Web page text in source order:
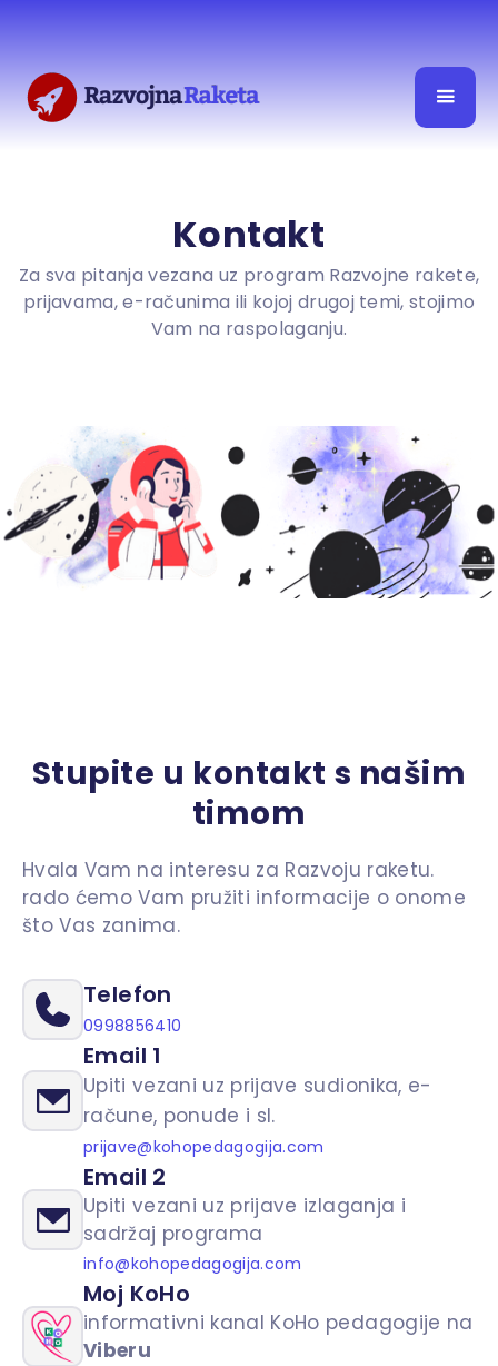
Kontakt
Za sva pitanja vezana uz program Razvojne rakete,
prijavama, e-računima ili kojoj drugoj temi, stojimo
Vam na raspolaganju.
Stupite u kontakt s našim
timom
Hvala Vam na interesu za Razvoju raketu.
rado ćemo Vam pružiti informacije o onome
što Vas zanima.
Telefon
0998856410
Email 1
Upiti vezani uz prijave sudionika, e-
račune, ponude i sl.
prijave@kohopedagogija.com
Email 2
Upiti vezani uz prijave izlaganja i
sadržaj programa
info@kohopedagogija.com
Moj KoHo
informativni kanal KoHo pedagogije na
Viberu